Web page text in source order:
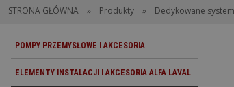
STRONA GŁÓWNA » Produkty » Dedykowane
POMPY PRZEMYSŁOWE I AKCESORIA
ELEMENTY INSTALACJI I AKCESORIA ALFA LAVAL